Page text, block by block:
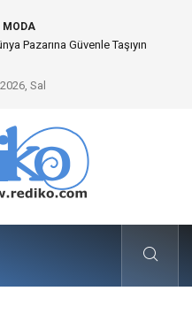
Neden Önemlidir?
Sal